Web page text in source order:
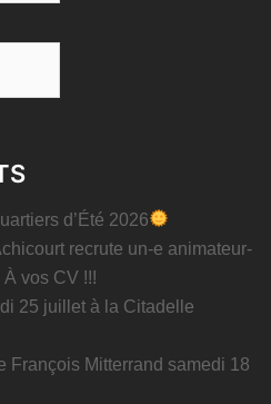
d’Été 2026
recrute un-e animateur-
vos CV !!!
25 juillet à la Citadelle
François Mitterrand samedi 18